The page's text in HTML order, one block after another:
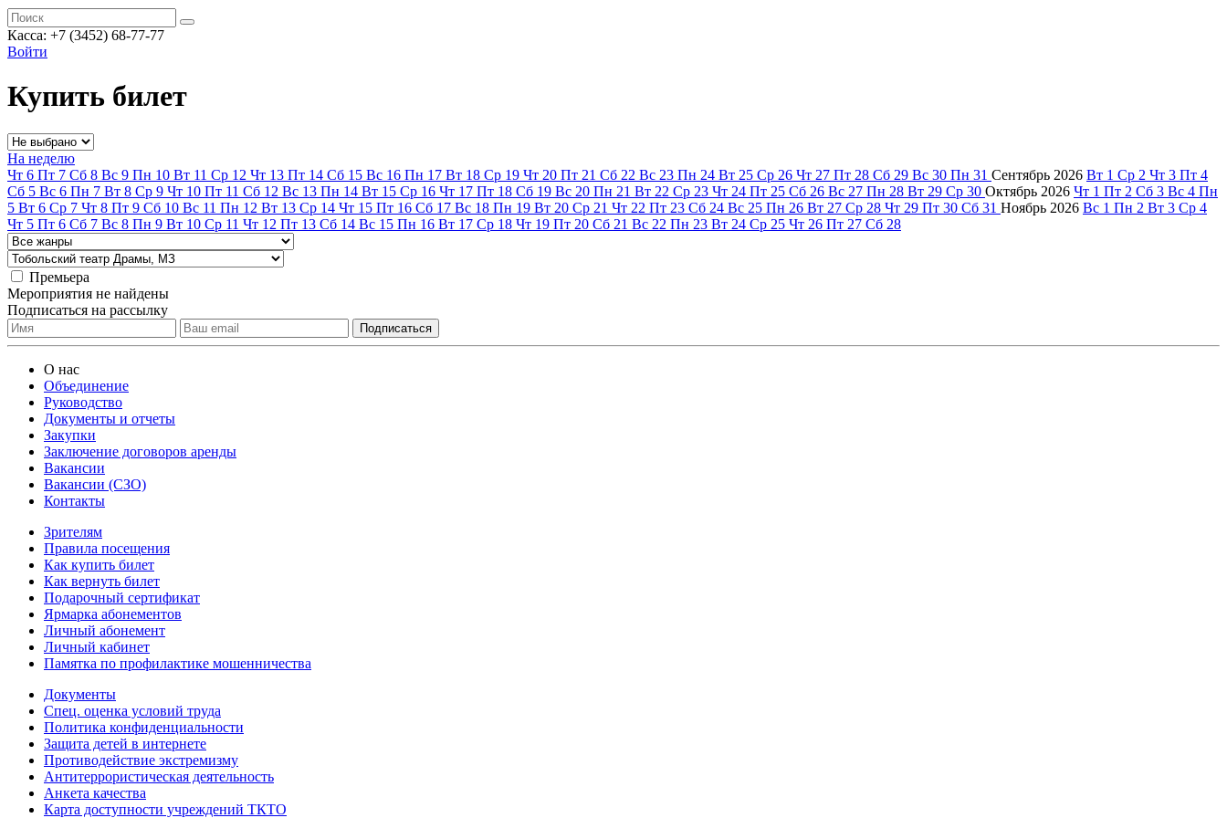
Касса: +7 (3452) 68-77-77
Войти
Купить билет
На неделю
Чт 6 Пт 7 Сб 8 Вс 9 Пн 10 Вт 11 Ср 12 Чт 13 Пт 14 Сб 15 Вс 16 Пн 17 Вт 18 Ср 19 Чт 20 Пт 21 Сб 22 Вс 23 Пн 24 Вт 25 Ср 26 Чт 27 Пт 28 Сб 29 Вс 30 Пн 31 Сентябрь 2026 Вт 1 Ср 2 Чт 3 Пт 4
Сб 5 Вс 6 Пн 7 Вт 8 Ср 9 Чт 10 Пт 11 Сб 12 Вс 13 Пн 14 Вт 15 Ср 16 Чт 17 Пт 18 Сб 19 Вс 20 Пн 21 Вт 22 Ср 23 Чт 24 Пт 25 Сб 26 Вс 27 Пн 28 Вт 29 Ср 30 Октябрь 2026 Чт 1 Пт 2 Сб 3 Вс 4 Пн
5 Вт 6 Ср 7 Чт 8 Пт 9 Сб 10 Вс 11 Пн 12 Вт 13 Ср 14 Чт 15 Пт 16 Сб 17 Вс 18 Пн 19 Вт 20 Ср 21 Чт 22 Пт 23 Сб 24 Вс 25 Пн 26 Вт 27 Ср 28 Чт 29 Пт 30 Сб 31 Ноябрь 2026 Вс 1 Пн 2 Вт 3 Ср 4
Чт 5 Пт 6 Сб 7 Вс 8 Пн 9 Вт 10 Ср 11 Чт 12 Пт 13 Сб 14 Вс 15 Пн 16 Вт 17 Ср 18 Чт 19 Пт 20 Сб 21 Вс 22 Пн 23 Вт 24 Ср 25 Чт 26 Пт 27 Сб 28
Премьера
Мероприятия не найдены
Подписаться на рассылку
О нас
Объединение
Руководство
Документы и отчеты
Закупки
Заключение договоров аренды
Вакансии
Вакансии (СЗО)
Контакты
Зрителям
Правила посещения
Как купить билет
Как вернуть билет
Подарочный сертификат
Ярмарка абонементов
Личный абонемент
Личный кабинет
Памятка по профилактике мошенничества
Документы
Спец. оценка условий труда
Политика конфиденциальности
Защита детей в интернете
Противодействие экстремизму
Антитеррористическая деятельность
Анкета качества
Карта доступности учреждений ТКТО